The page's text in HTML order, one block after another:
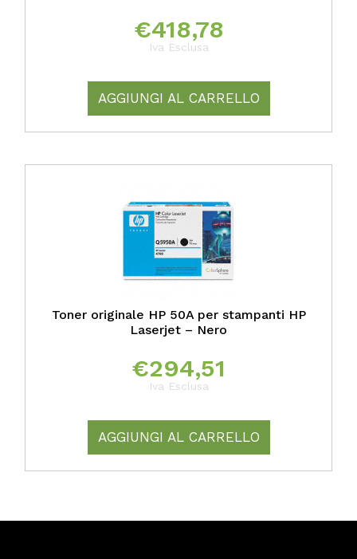
€418,78
Iva Esclusa
AGGIUNGI AL CARRELLO
Toner originale HP 50A per stampanti HP
Laserjet – Nero
€294,51
Iva Esclusa
AGGIUNGI AL CARRELLO